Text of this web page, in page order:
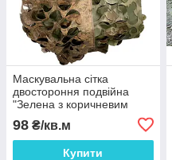
Маскувальна сітка
двостороння подвійна
"Зелена з коричневим
98 ₴/кв.м
Купити